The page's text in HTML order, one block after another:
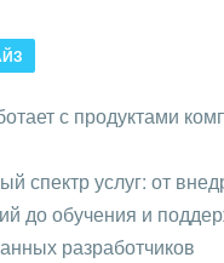
СМИ,
с продуктами
спектр услуг: от
до обучения и
разработчиков